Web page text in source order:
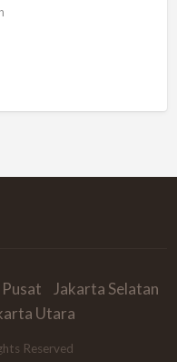
Jakarta Selatan
Utara
Reserved